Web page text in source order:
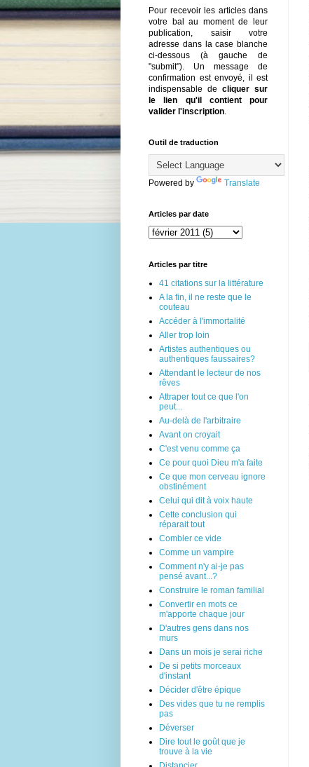
Pour recevoir les articles dans
votre bal au moment de leur
publication, saisir votre
adresse dans la case blanche
ci-dessous (à gauche de
"submit"). Un message de
confirmation est envoyé, il est
indispensable de cliquer sur
le lien qu'il contient pour
valider l'inscription
Outil de traduction
Powered by Translate
Articles par date
Articles par titre
41 citations sur la littérature
A la fin, il ne reste que le
couteau
Accéder à l'immortalité
Aller trop loin
Artistes authentiques ou
authentiques faussaires?
Attendant le lecteur de nos
rêves
Attraper tout ce que l'on
peut...
Au-delà de l'arbitraire
Avant on croyait
C'est venu comme ça
Ce pour quoi Dieu m'a faite
Ce que mon cerveau ignore
obstinément
Celui qui dit à voix haute
Cette conclusion qui
réparait tout
Combler ce vide
Comme un vampire
Comment n'y ai-je pas
pensé avant...?
Construire le roman familial
Convertir en mots ce
m'apporte chaque jour
D'autres gens dans nos
murs
Dans un mois je serai riche
De si petits morceaux
d'instant
Décider d'être épique
Des vides que tu ne remplis
pas
Déverser
Dire tout le goût que je
trouve à la vie